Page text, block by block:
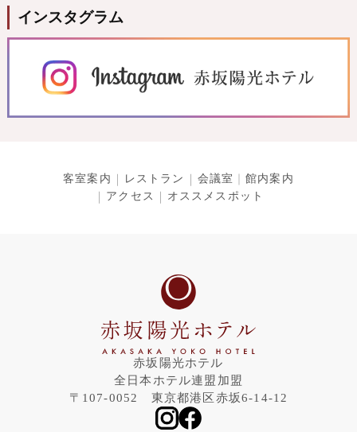
インスタグラム
客室案内 レストラン 会議室
館内案内
アクセス
オススメスポット
赤坂陽光ホテル
全日本ホテル連盟加盟
〒107-0052 東京都港区赤坂6-14-12